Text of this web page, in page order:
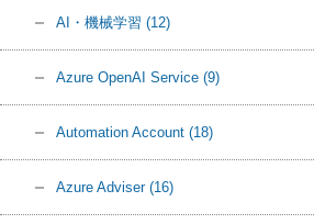
AI・機械学習 (12)
Azure OpenAI Service (9)
Automation Account (18)
Azure Adviser (16)